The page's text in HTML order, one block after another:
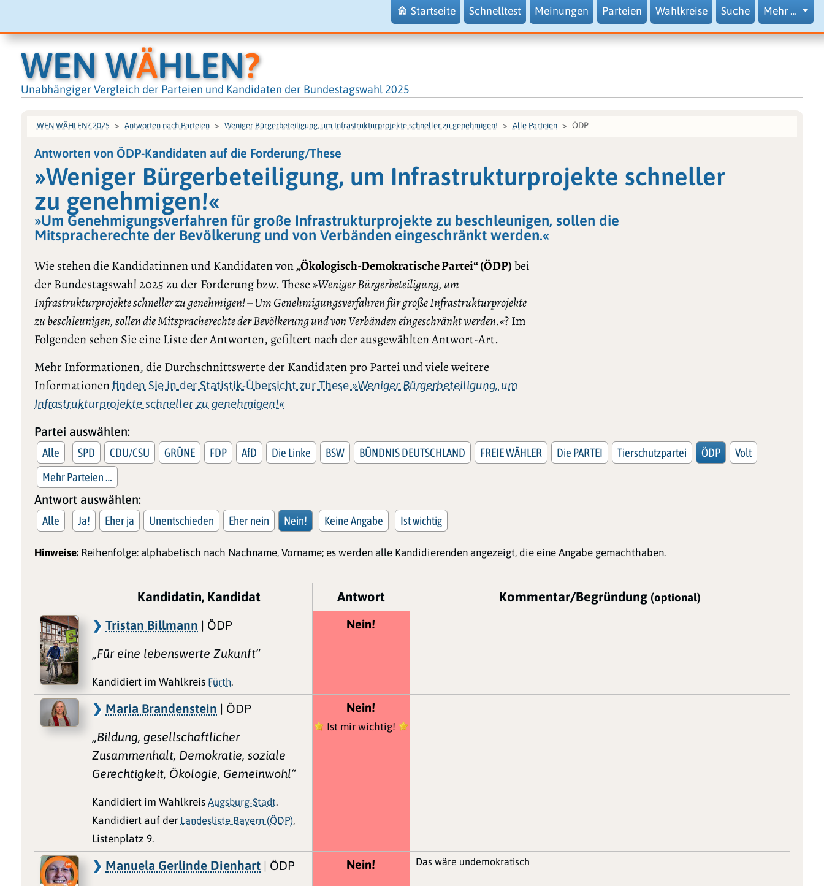
Startseite Schnelltest Meinungen Parteien Wahlkreise Suche Mehr …
WEN WÄHLEN?
Unabhängiger Vergleich der Parteien und Kandidaten der Bundestagswahl 2025
WEN WÄHLEN? 2025 Antworten nach Parteien Weniger Bürgerbeteiligung, um Infrastrukturprojekte schneller zu genehmigen! Alle Parteien ÖDP
Antworten von ÖDP-Kandidaten auf die Forderung/These
»Weniger Bürgerbeteiligung, um Infrastrukturprojekte schneller
zu genehmigen!«
»Um Genehmigungsverfahren für große Infrastrukturprojekte zu beschleunigen, sollen die
Mitspracherechte der Bevölkerung und von Verbänden eingeschränkt werden.«
Wie stehen die Kandidatinnen und Kandidaten von„Ökologisch-Demokratische Partei“ (ÖDP)bei
der Bundestagswahl 2025 zu der Forderung bzw. These»Weniger Bürgerbeteiligung, um
Infrastrukturprojekte schneller zu genehmigen! – Um Genehmigungsverfahren für große Infrastrukturprojekte
zu beschleunigen, sollen die Mitspracherechte der Bevölkerung und von Verbänden eingeschränkt werden.«? Im
Folgenden sehen Sie eine Liste der Antworten, gefiltert nach der ausgewählten Antwort-Art.
Mehr Informationen, die Durchschnittswerte der Kandidaten pro Partei und viele weitere
Informationenfinden Sie in der Statistik-Übersicht zur These »Weniger Bürgerbeteiligung, um
Infrastrukturprojekte schneller zu genehmigen!«
Partei auswählen:
Alle SPD CDU/CSU GRÜNE FDP AfD Die Linke BSW BÜNDNIS DEUTSCHLAND FREIE WÄHLER Die PARTEI Tierschutzpartei ÖDP
Volt
Mehr Parteien …
Antwort auswählen:
Alle Ja! Eher ja Unentschieden Eher nein Nein! Keine Angabe Ist wichtig
Hinweise: Reihenfolge: alphabetisch nach Nachname, Vorname; es werden alle Kandidierenden angezeigt, die eine Angabe gemachthaben.
Kandidatin, Kandidat Antwort Kommentar/Begründung (optional)
Tristan Billmann | ÖDP
„Für eine lebenswerte Zukunft“
Kandidiert im Wahlkreis Fürth.
Nein!
Maria Brandenstein | ÖDP
„Bildung, gesellschaftlicher
Zusammenhalt, Demokratie, soziale
Gerechtigkeit, Ökologie, Gemeinwohl“
Kandidiert im WahlkreisAugsburg-Stadt.
Kandidiert auf der Landesliste Bayern (ÖDP),
Listenplatz 9.
Nein!
Ist mir wichtig!
Manuela Gerlinde Dienhart | ÖDP
Nein! Das wäre undemokratisch